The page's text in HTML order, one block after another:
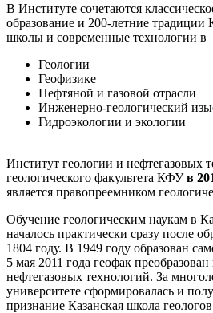
В Институте сочетаются
образование и 200-летние традиции
школы и современные технологии в
Геологии
Геофизике
Нефтяной и газовой отрасли
Инженерно-геологический
Гидроэкологии и экологии
Институт геологии и нефтегазовых
геологического факультета КФУв
является правопреемником
Обучение геологическим наукам в
началось практически сразу после
1804 году. В 1949 году образован
5 мая 2011 года геофак
нефтегазовых технологий. За
университете сформировалась и
признание Казанская школа